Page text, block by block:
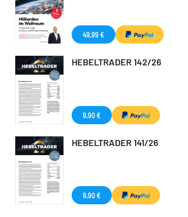
49,99 €
HEBELTRADER 142/26
9,90 €
HEBELTRADER 141/26
9,90 €